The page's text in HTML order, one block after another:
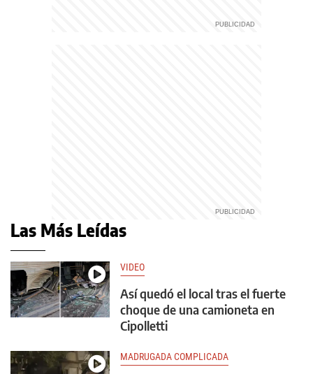
Las Más Leídas
VIDEO
Así quedó el local tras el fuerte
choque de una camioneta en
Cipolletti
MADRUGADA COMPLICADA